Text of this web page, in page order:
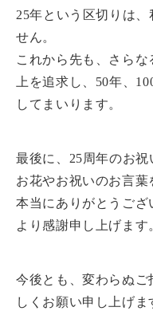
25年という区切りは
せん。
これから先も、さら
上を追求し、50年、
してまいります。
最後に、25周年のお
お花やお祝いのお言葉
本当にありがとうご
より感謝申し上げます
今後とも、変わらぬご
しくお願い申し上げま